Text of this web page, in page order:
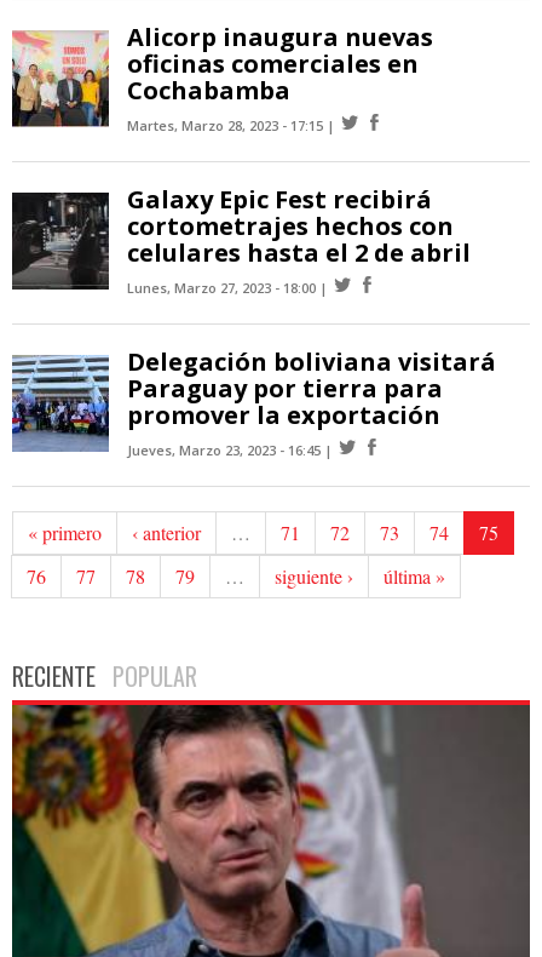
Alicorp inaugura nuevas
oficinas comerciales en
Cochabamba
Martes, Marzo 28, 2023 - 17:15
Galaxy Epic Fest recibirá
cortometrajes hechos con
celulares hasta el 2 de abril
Lunes, Marzo 27, 2023 - 18:00
Delegación boliviana visitará
Paraguay por tierra para
promover la exportación
Jueves, Marzo 23, 2023 - 16:45
« primero ‹ anterior … 71 72 73 74
75
76
77 78 79 … siguiente › última »
RECIENTE POPULAR